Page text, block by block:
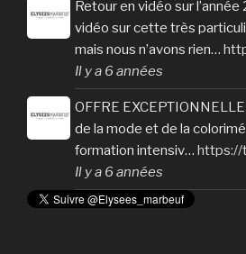
Retour en vidéo sur
vidéo sur cette très
mais nous n’avons rien…
Il y a 6 années
OFFRE
de la mode et de la
formation intensiv… https://
Il y a 6 années